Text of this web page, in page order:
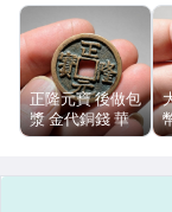
偶像、球員卡與郵
男性精品與服飾
女裝與服飾配件
正隆元寶 後做包
漿 金代銅錢 華
夏評級C46 有清